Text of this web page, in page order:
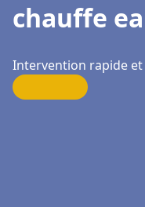
chauffe
Intervention rapide et